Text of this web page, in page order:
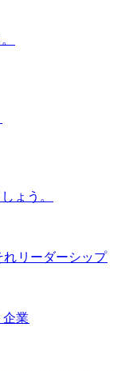
ょう。​​
れ​​ リーダーシップ​​
企業​​